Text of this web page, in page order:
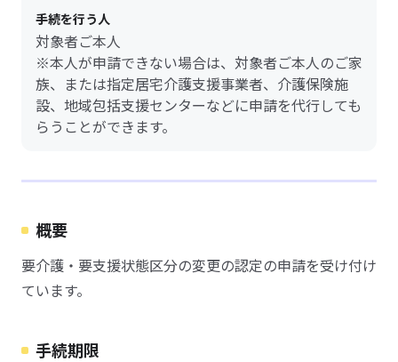
手続を行う人
対象者ご本人
※本人が申請できない場合は、対象者ご本人のご家
族、または指定居宅介護支援事業者、介護保険施
設、地域包括支援センターなどに申請を代行しても
らうことができます。
概要
要介護・要支援状態区分の変更の認定の申請を受け付け
ています。
手続期限